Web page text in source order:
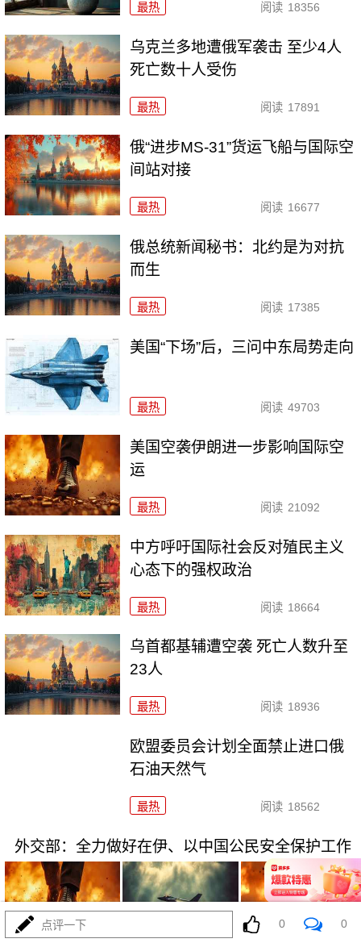
最热 阅读 18356
乌克兰多地遭俄军袭击 至少4人
死亡数十人受伤
最热 阅读 17891
俄“进步MS-31”货运飞船与国际空
间站对接
最热 阅读 16677
俄总统新闻秘书：北约是为对抗
而生
最热 阅读 17385
美国“下场”后，三问中东局势走向
最热 阅读 49703
美国空袭伊朗进一步影响国际空
运
最热 阅读 21092
中方呼吁国际社会反对殖民主义
心态下的强权政治
最热 阅读 18664
乌首都基辅遭空袭 死亡人数升至
23人
最热 阅读 18936
欧盟委员会计划全面禁止进口俄
石油天然气
最热 阅读 18562
外交部：全力做好在伊、以中国公民安全保护工作
点评一下 0 0